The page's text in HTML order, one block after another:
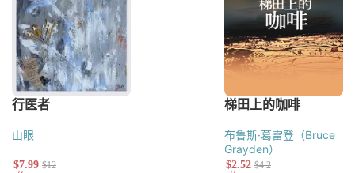
山眼
布鲁斯·葛雷登（Bruce
Grayden）